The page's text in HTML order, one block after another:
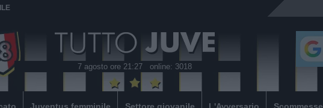
7 agosto ore 21:27 online: 3018